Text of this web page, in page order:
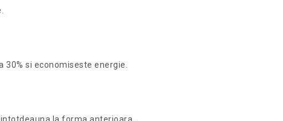
si economiseste energie.